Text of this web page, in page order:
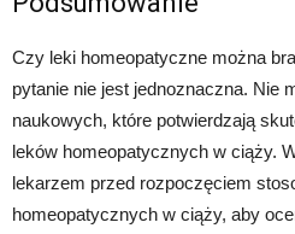
Czy leki homeopatyczne można
pytanie nie jest jednoznaczna. Nie
naukowych, które potwierdzają
leków homeopatycznych w ciąży.
lekarzem przed rozpoczęciem
homeopatycznych w ciąży, aby